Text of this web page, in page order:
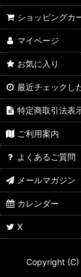
ショッピングカ
マイページ
お気に入り
最近チェックし
特定商取引法表
ご利用案内
よくあるご質問
メールマガジン
カレンダー
X
Copyright